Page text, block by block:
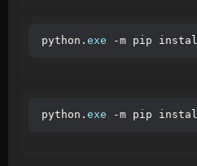
python. exe -m pip install
python. exe -m pip install